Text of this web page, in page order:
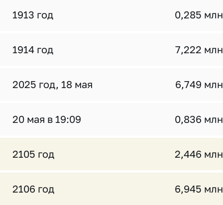
1913 год 0,285
1914 год 7,222
2025 год, 18 мая 6,749
20 мая в 19:09 0,836
2105 год 2,446
2106 год 6,945